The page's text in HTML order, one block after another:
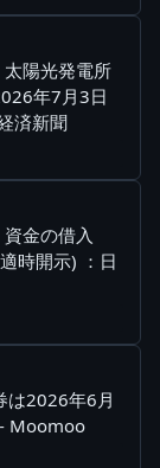
陽光発電所
年7月3日
済新聞
金の借入
時開示) ：日
は2026年6月
Moomoo